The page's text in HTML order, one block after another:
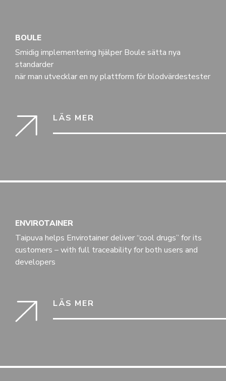
BOULE
Smidig implementering hjälper Boule sätta nya
standarder
när man utvecklar en ny plattform för blodvärdestester
LÄS MER
ENVIROTAINER
Taipuva helps Envirotainer deliver “cool drugs” for its
customers – with full traceability for both users and
developers
LÄS MER